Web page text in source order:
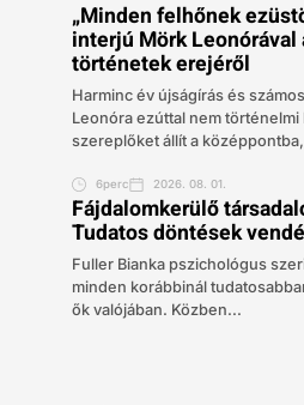
„Minden felhőnek
interjú Mörk Leonórával
történetek erejéről
Harminc év újságírás és
Leonóra ezúttal nem
szereplőket állít a
6perc 2026. 08. 01.
Fájdalomkerülő
Tudatos döntések
Fuller Bianka pszichológus
minden korábbinál
ők valójában. Közben...